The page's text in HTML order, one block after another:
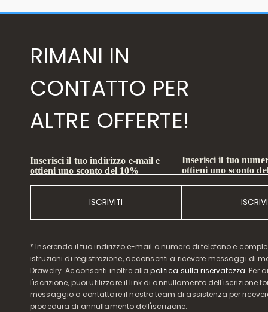
RIMANI IN
CONTATTO PER
ALTRE OFFERTE!
Inserisci il tuo indirizzo e-mail e
ottieni uno sconto del 10%
ISCRIVITI
Inserisci il tuo
ottieni uno sconto
* Inserendo il tuo indirizzo e-mail o numero di telefono e
istruzioni di registrazione, acconsenti a ricevere messaggi di
Drawelry. Acconsenti inoltre allapolitica sulla riservatezza. Per
l'iscrizione, puoi utilizzare il link di annullamento dell'iscrizione
messaggio o contattare il nostro team di assistenza per
procedura di annullamento dell'iscrizione.